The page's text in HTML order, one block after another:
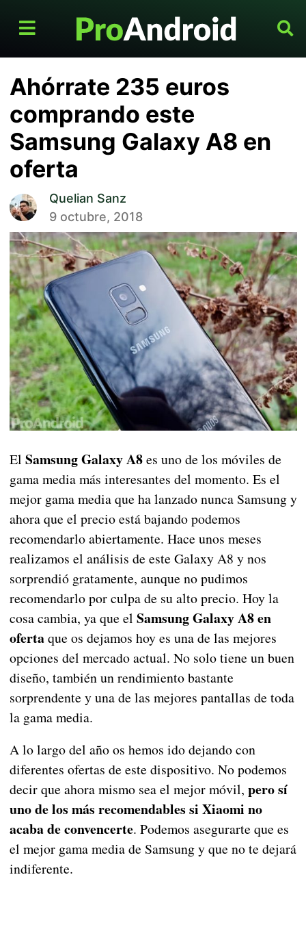
Ahórrate 235 euros
comprando este
Samsung Galaxy A8 en
oferta
Quelian Sanz
9 octubre, 2018
El Samsung Galaxy A8es uno de los móviles de
gama media más interesantes del momento. Es el
mejor gama media que ha lanzado nunca Samsung y
ahora que el precio está bajando podemos
recomendarlo abiertamente. Hace unos meses
realizamos el análisis de este Galaxy A8 y nos
sorprendió gratamente, aunque no pudimos
recomendarlo por culpa de su alto precio. Hoy la
cosa cambia, ya que el Samsung Galaxy A8 en
ofertaque os dejamos hoy es una de las mejores
opciones del mercado actual. No solo tiene un buen
diseño, también un rendimiento bastante
sorprendente y una de las mejores pantallas de toda
la gama media.
A lo largo del año os hemos ido dejando con
diferentes ofertas de este dispositivo. No podemos
decir que ahora mismo sea el mejor móvil, pero sí
uno de los más recomendables si Xiaomi no
acaba de convencerte. Podemos asegurarte que es
el mejor gama media de Samsung y que no te dejará
indiferente.